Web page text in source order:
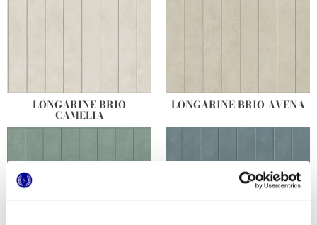
LONGARINE BRIO
CAMELIA
LONGARINE BRIO AVENA